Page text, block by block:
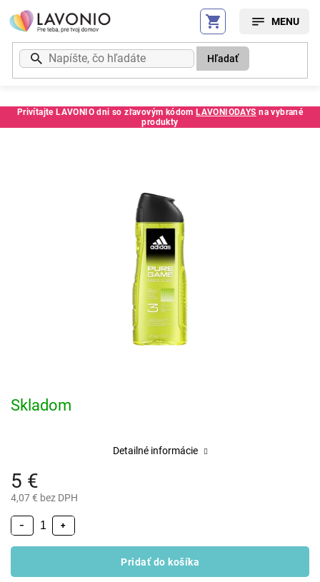
Prejsť
na
obsah
Privítajte LAVONIO dni so zľavovým kódom LAVONIODAYS na vybrané
produkty
Hľadať
Kód: CE3459048
5 €
4,07 € bez DPH
Skladom
+
−
Pridať do košíka
Detailné informácie